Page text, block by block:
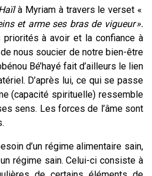
à Myriam à travers le verset «
et arme ses bras de vigueur ».
priorités à avoir et la confiance à
nous soucier de notre bien-être
Bé’hayé fait d’ailleurs le lien
D’après lui, ce qui se passe
(capacité spirituelle) ressemble
sens. Les forces de l’âme sont
d’un régime alimentaire sain,
régime sain. Celui-ci consiste à